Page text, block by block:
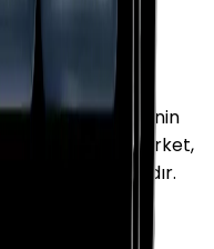
ilgili sahiplerinin
kullanılan tüm şirket,
amaçlıdır.